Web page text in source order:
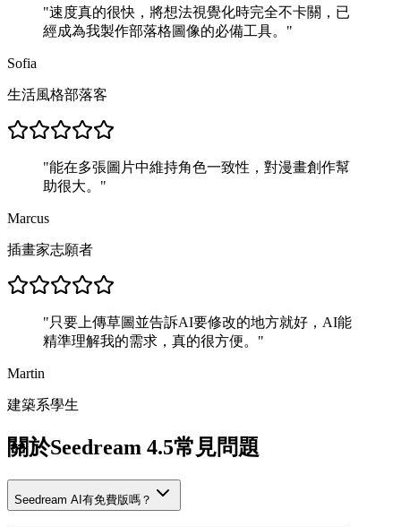
"速度真的很快，將想法視覺化時完全不卡關，已
經成為我製作部落格圖像的必備工具。 "
Sofia
生活風格部落客
"能在多張圖片中維持角色一致性，對漫畫創作幫
助很大。 "
Marcus
插畫家志願者
"只要上傳草圖並告訴AI要修改的地方就好，AI能
精準理解我的需求，真的很方便。 "
Martin
建築系學生
關於Seedream 4.5常見問題
Seedream AI有免費版嗎？